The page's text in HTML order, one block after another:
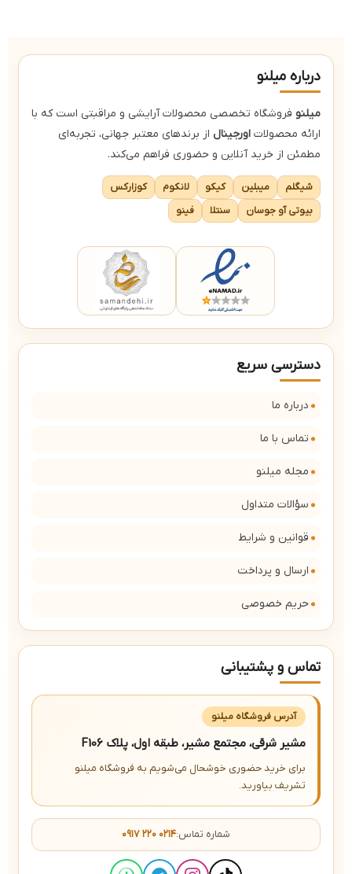
درباره میلنو
میلنو فروشگاه تخصصی محصولات آرایشی و مراقبتی است که با
ارائه محصولات اورجینال از برندهای معتبر جهانی، تجربه‌ای
مطمئن از خرید آنلاین و حضوری فراهم می‌کند.
شیگلم میبلین کیکو لانکوم
کوزارکس
بیوتی آو جوسان
سنتلا فینو
دسترسی سریع
درباره ما
تماس با ما
مجله میلنو
سؤالات متداول
قوانین و شرایط
ارسال و پرداخت
حریم خصوصی
تماس و پشتیبانی
آدرس فروشگاه میلنو
مشیر شرقی، مجتمع مشیر، طبقه اول، پلاک F106
برای خرید حضوری خوشحال می‌شویم به فروشگاه میلنو
تشریف بیاورید.
شماره تماس:۰۹۱۷ ۲۲۰ ۰۲۱۴